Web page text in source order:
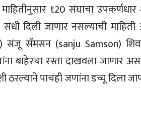
t20 संघाचा
दिली जाणार नसल्याची
संजू सॅमसन (sanju Samson)
बाहेरचा रस्ता दाखवला जाणार
ठरल्याने पाचही जणांना डच्चू दिला